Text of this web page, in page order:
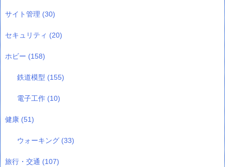
サイト管理 (30)
セキュリティ (20)
ホビー (158)
鉄道模型 (155)
電子工作 (10)
健康 (51)
ウォーキング (33)
旅行・交通 (107)